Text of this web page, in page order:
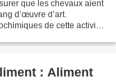
que les chevaux aient
d’œuvre d’art.
de cette activité
: Aliment